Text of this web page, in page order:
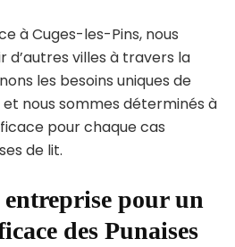
à Cuges-les-Pins, nous
d’autres villes à travers la
les besoins uniques de
nous sommes déterminés à
pour chaque cas
de lit.
entreprise pour un
des Punaises